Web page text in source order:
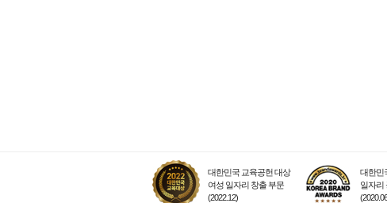
대한민국 교육공헌 대상
여성 일자리 창출 부문
(2022.12)
대한민
일자리